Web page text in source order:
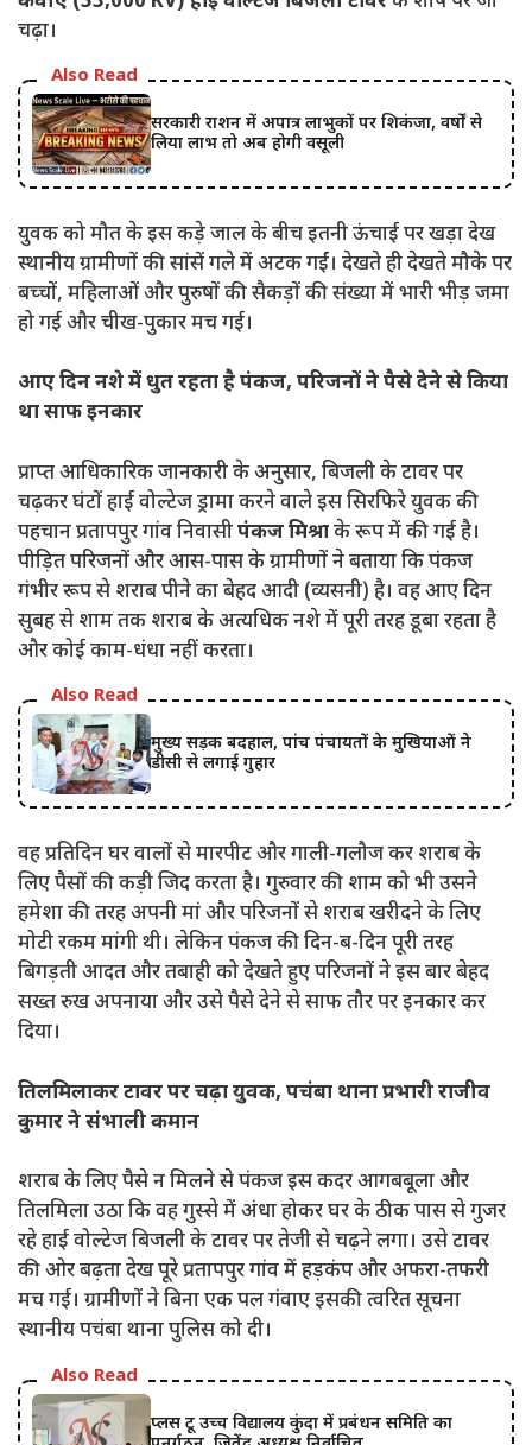
चढ़ा।
Also Read
सरकारी राशन में अपात्र लाभुकों पर शिकंजा, वर्षों से
लिया लाभ तो अब होगी वसूली
युवक को मौत के इस कड़े जाल के बीच इतनी ऊंचाई पर खड़ा देख
स्थानीय ग्रामीणों की सांसें गले में अटक गईं। देखते ही देखते मौके पर
बच्चों, महिलाओं और पुरुषों की सैकड़ों की संख्या में भारी भीड़ जमा
हो गई और चीख-पुकार मच गई।
आए दिन नशे में धुत रहता है पंकज, परिजनों ने पैसे देने से किया
था साफ इनकार
प्राप्त आधिकारिक जानकारी के अनुसार, बिजली के टावर पर
चढ़कर घंटों हाई वोल्टेज ड्रामा करने वाले इस सिरफिरे युवक की
पहचान प्रतापपुर गांव निवासीपंकज मिश्राके रूप में की गई है।
पीड़ित परिजनों और आस-पास के ग्रामीणों ने बताया कि पंकज
गंभीर रूप से शराब पीने का बेहद आदी (व्यसनी) है। वह आए दिन
सुबह से शाम तक शराब के अत्यधिक नशे में पूरी तरह डूबा रहता है
और कोई काम-धंधा नहीं करता।
Also Read
मुख्य सड़क बदहाल, पांच पंचायतों के मुखियाओं ने
डीसी से लगाई गुहार
वह प्रतिदिन घर वालों से मारपीट और गाली-गलौज कर शराब के
लिए पैसों की कड़ी जिद करता है। गुरुवार की शाम को भी उसने
हमेशा की तरह अपनी मां और परिजनों से शराब खरीदने के लिए
मोटी रकम मांगी थी। लेकिन पंकज की दिन-ब-दिन पूरी तरह
बिगड़ती आदत और तबाही को देखते हुए परिजनों ने इस बार बेहद
सख्त रुख अपनाया और उसे पैसे देने से साफ तौर पर इनकार कर
दिया।
तिलमिलाकर टावर पर चढ़ा युवक, पचंबा थाना प्रभारी राजीव
कुमार ने संभाली कमान
शराब के लिए पैसे न मिलने से पंकज इस कदर आगबबूला और
तिलमिला उठा कि वह गुस्से में अंधा होकर घर के ठीक पास से गुजर
रहे हाई वोल्टेज बिजली के टावर पर तेजी से चढ़ने लगा। उसे टावर
की ओर बढ़ता देख पूरे प्रतापपुर गांव में हड़कंप और अफरा-तफरी
मच गई। ग्रामीणों ने बिना एक पल गंवाए इसकी त्वरित सूचना
स्थानीय पचंबा थाना पुलिस को दी।
Also Read
प्लस टू उच्च विद्यालय कुंदा में प्रबंधन समिति का